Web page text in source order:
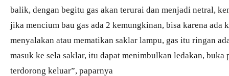
balik, dengan begitu gas akan terurai dan menjadi netral,
jika mencium bau gas ada 2 kemungkinan, bisa karena ada
menyalakan atau mematikan saklar lampu, gas itu ringan
masuk ke sela saklar, itu dapat menimbulkan ledakan,
terdorong keluar”, paparnya